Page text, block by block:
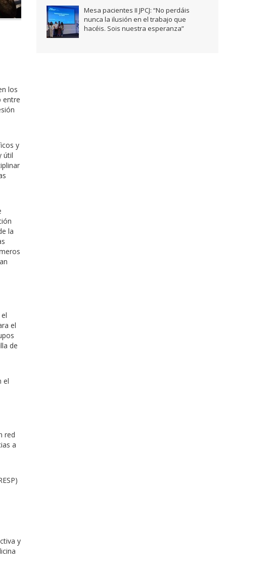
los
entre
y
útil
la
el
de
el
red
a
y
Mesa pacientes II JPCJ: “No perdáis
nunca la ilusión en el trabajo que
hacéis. Sois nuestra esperanza”